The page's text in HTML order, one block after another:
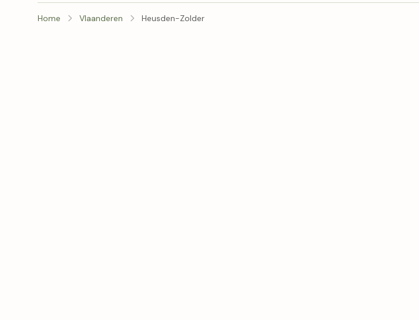
Home Vlaanderen Heusden-Zolder